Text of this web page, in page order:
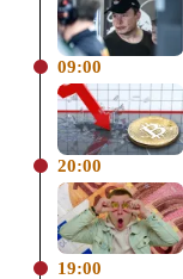
09:00
20:00
19:00